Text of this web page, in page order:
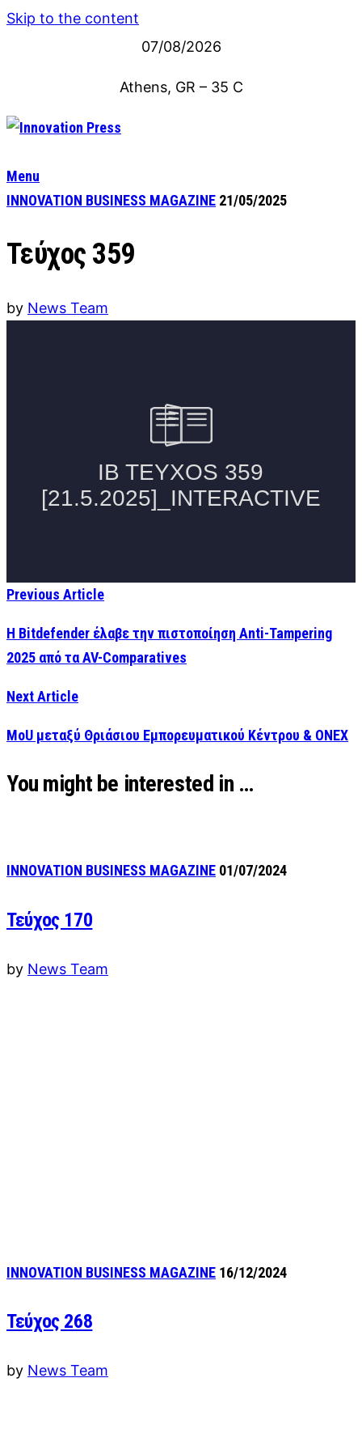
Skip to the content
07/08/2026
Athens, GR – 35 C
Menu
INNOVATION BUSINESS MAGAZINE 21/05/2025
Τεύχος 359
by News Team
Previous Article
Η Bitdefender έλαβε την πιστοποίηση Anti-Tampering
2025 από τα AV-Comparatives
Next Article
MoU μεταξύ Θριάσιου Εμπορευματικού Κέντρου & ONEX
You might be interested in …
INNOVATION BUSINESS MAGAZINE 01/07/2024
Τεύχος 170
by News Team
INNOVATION BUSINESS MAGAZINE 16/12/2024
Τεύχος 268
by News Team